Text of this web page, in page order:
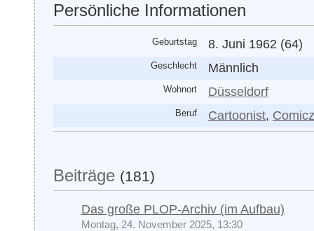
Persönliche Informationen
Geburtstag 8. Juni 1962 (64)
Geschlecht Männlich
Wohnort Düsseldorf
Beruf Cartoonist,
Beiträge (181)
Das große PLOP-Archiv (im Aufbau)
Montag, 24. November 2025, 13:30